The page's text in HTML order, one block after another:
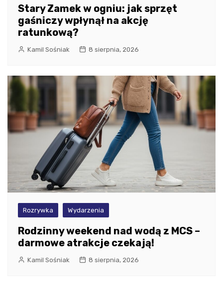
Stary Zamek w ogniu: jak sprzęt
gaśniczy wpłynął na akcję
ratunkową?
Kamil Sośniak 8 sierpnia, 2026
Rozrywka Wydarzenia
Rodzinny weekend nad wodą z MCS –
darmowe atrakcje czekają!
Kamil Sośniak 8 sierpnia, 2026